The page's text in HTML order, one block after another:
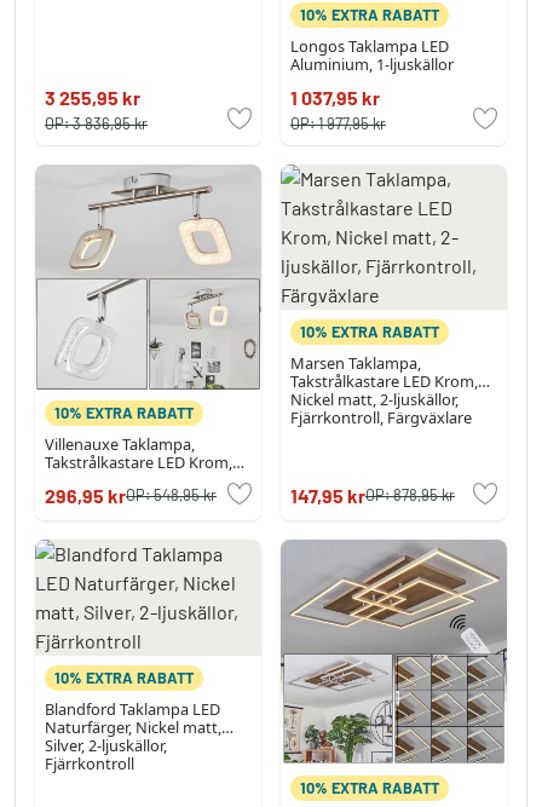
3 255,95 kr
OP:3 836,95 kr
10% EXTRA RABATT
Longos Taklampa LED
Aluminium, 1-ljuskällor
1 037,95 kr
OP:1 977,95 kr
10% EXTRA RABATT
Villenauxe Taklampa,
Takstrålkastare LED Krom,
296,95 krOP:548,95 kr
10% EXTRA RABATT
Marsen Taklampa,
Takstrålkastare LED Krom,
Nickel matt, 2-ljuskällor,
Fjärrkontroll, Färgväxlare
147,95 krOP:878,95 kr
10% EXTRA RABATT
Blandford Taklampa LED
Naturfärger, Nickel matt,
Silver, 2-ljuskällor,
Fjärrkontroll
10% EXTRA RABATT